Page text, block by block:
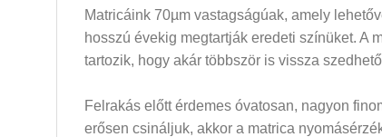
Matricáink 70µm vastagságúak, amely
hosszú évekig megtartják eredeti színüket. A
tartozik, hogy akár többször is vissza
Felrakás előtt érdemes óvatosan, nagyon
erősen csináljuk, akkor a matrica